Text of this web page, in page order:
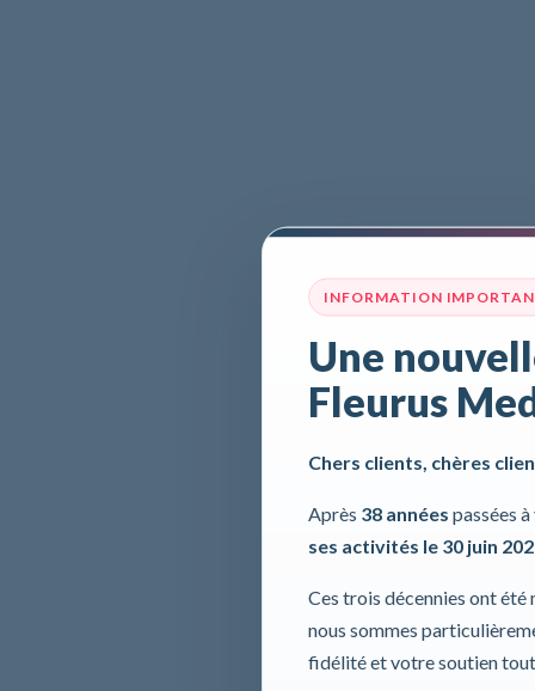
INFORMATION
Une
Fleurus
Chers clients, chères
Après 38 années passées
ses activités le 30 juin
Ces trois décennies ont
nous sommes
fidélité et votre soutien